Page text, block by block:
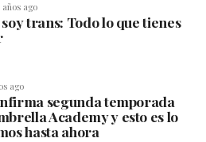
años ago
trans: Todo lo que tienes
ago
segunda temporada
Academy y esto es lo
hasta ahora